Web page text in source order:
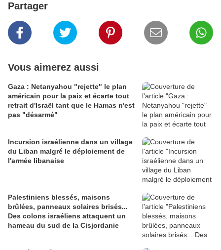
Partager
Vous aimerez aussi
Gaza : Netanyahou "rejette" le plan
américain pour la paix et écarte tout
retrait d'Israël tant que le Hamas n'est
pas "désarmé"
Incursion israélienne dans un village
du Liban malgré le déploiement de
l'armée libanaise
Palestiniens blessés, maisons
brûlées, panneaux solaires brisés...
Des colons israéliens attaquent un
hameau du sud de la Cisjordanie